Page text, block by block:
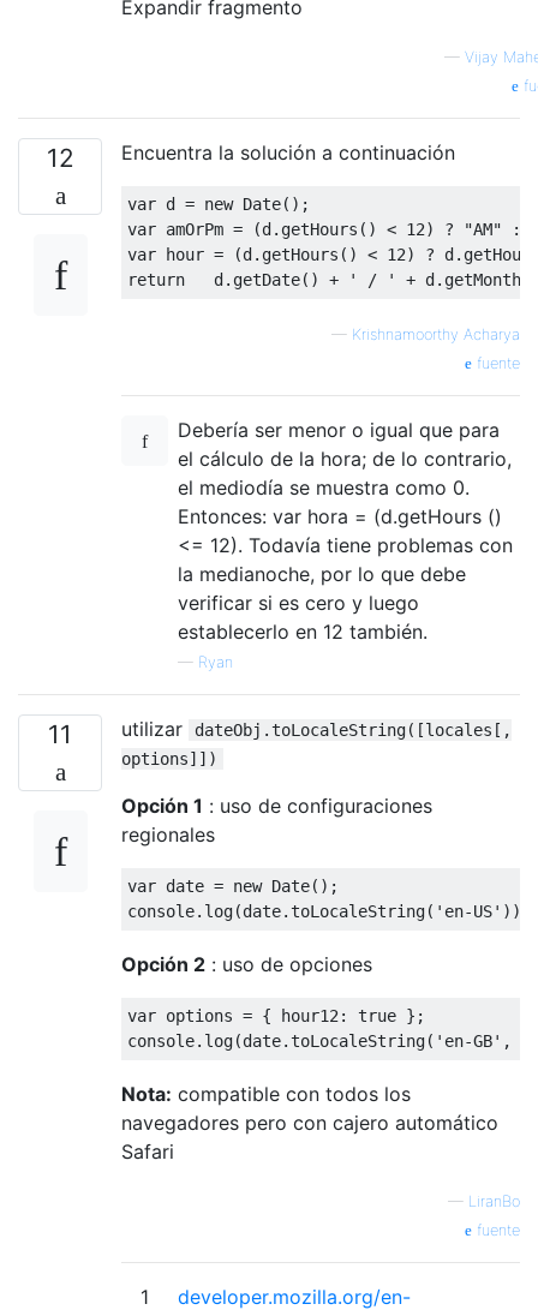
Expandir fragmento
— Vijay
12 Encuentra la solución a continuación
var d = new Date();
var amOrPm = (d. getHours () < 12) ? "AM" :
var hour = (d. getHours () < 12) ? d.
return
   d
. getDate() + ' / ' + d. getMonth
— Krishnamoorthy Acharya
fuente
Debería ser menor o igual que para
el cálculo de la hora; de lo contrario,
el mediodía se muestra como 0.
Entonces: var hora = (d.getHours ()
<= 12). Todavía tiene problemas con
la medianoche, por lo que debe
verificar si es cero y luego
establecerlo en 12 también.
— Ryan
11 utilizar
dateObj.toLocaleString([locales[,
options]])
Opción 1 : uso de configuraciones
regionales
var date = new Date();
console. log(date.toLocaleString( 'en-US' ));
Opción 2 : uso de opciones
var options = { hour12 : true };
console. log(date.toLocaleString( 'en-GB' ,
Nota: compatible con todos los
navegadores pero con cajero automático
Safari
— LiranBo
fuente
1
developer.mozilla.org/en-